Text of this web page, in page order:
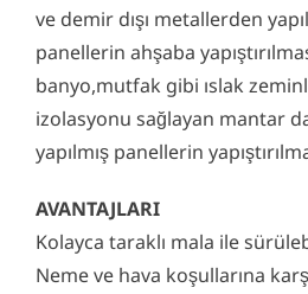
ve demir dışı metallerden
panellerin ahşaba
banyo,mutfak gibi ıslak
izolasyonu sağlayan mantar
yapılmış panellerin
AVANTAJLARI
Kolayca taraklı mala ile
Neme ve hava koşullarına